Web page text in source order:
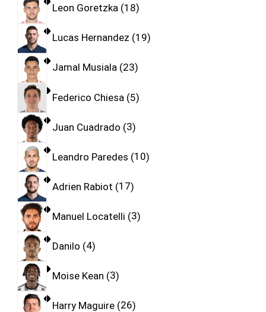
Leon Goretzka 18
Lucas Hernandez 19
Jamal Musiala 23
Federico Chiesa 5
Juan Cuadrado 3
Leandro Paredes 10
Adrien Rabiot 17
Manuel Locatelli 3
Danilo 4
Moise Kean 3
Harry Maguire 26